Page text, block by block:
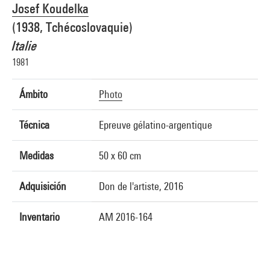
Josef Koudelka
(1938, Tchécoslovaquie)
Italie
1981
Ámbito Photo
Técnica Epreuve gélatino-argentique
Medidas 50 x 60 cm
Adquisición Don de l'artiste, 2016
Inventario AM 2016-164
Créditos fotográficos : Centre Pompidou, MNAM-CCI/Georges Meguerditchian/Dist.
GrandPalaisRmn
Referencia de la imagen : 4N77824